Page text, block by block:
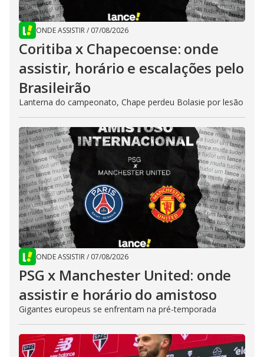
ONDE ASSISTIR/ 07/08/2026
Coritiba x Chapecoense: onde
assistir, horário e escalações pelo
Brasileirão
Lanterna do campeonato, Chape perdeu Bolasie por lesão
ONDE ASSISTIR/ 07/08/2026
PSG x Manchester United: onde
assistir e horário do amistoso
Gigantes europeus se enfrentam na pré-temporada